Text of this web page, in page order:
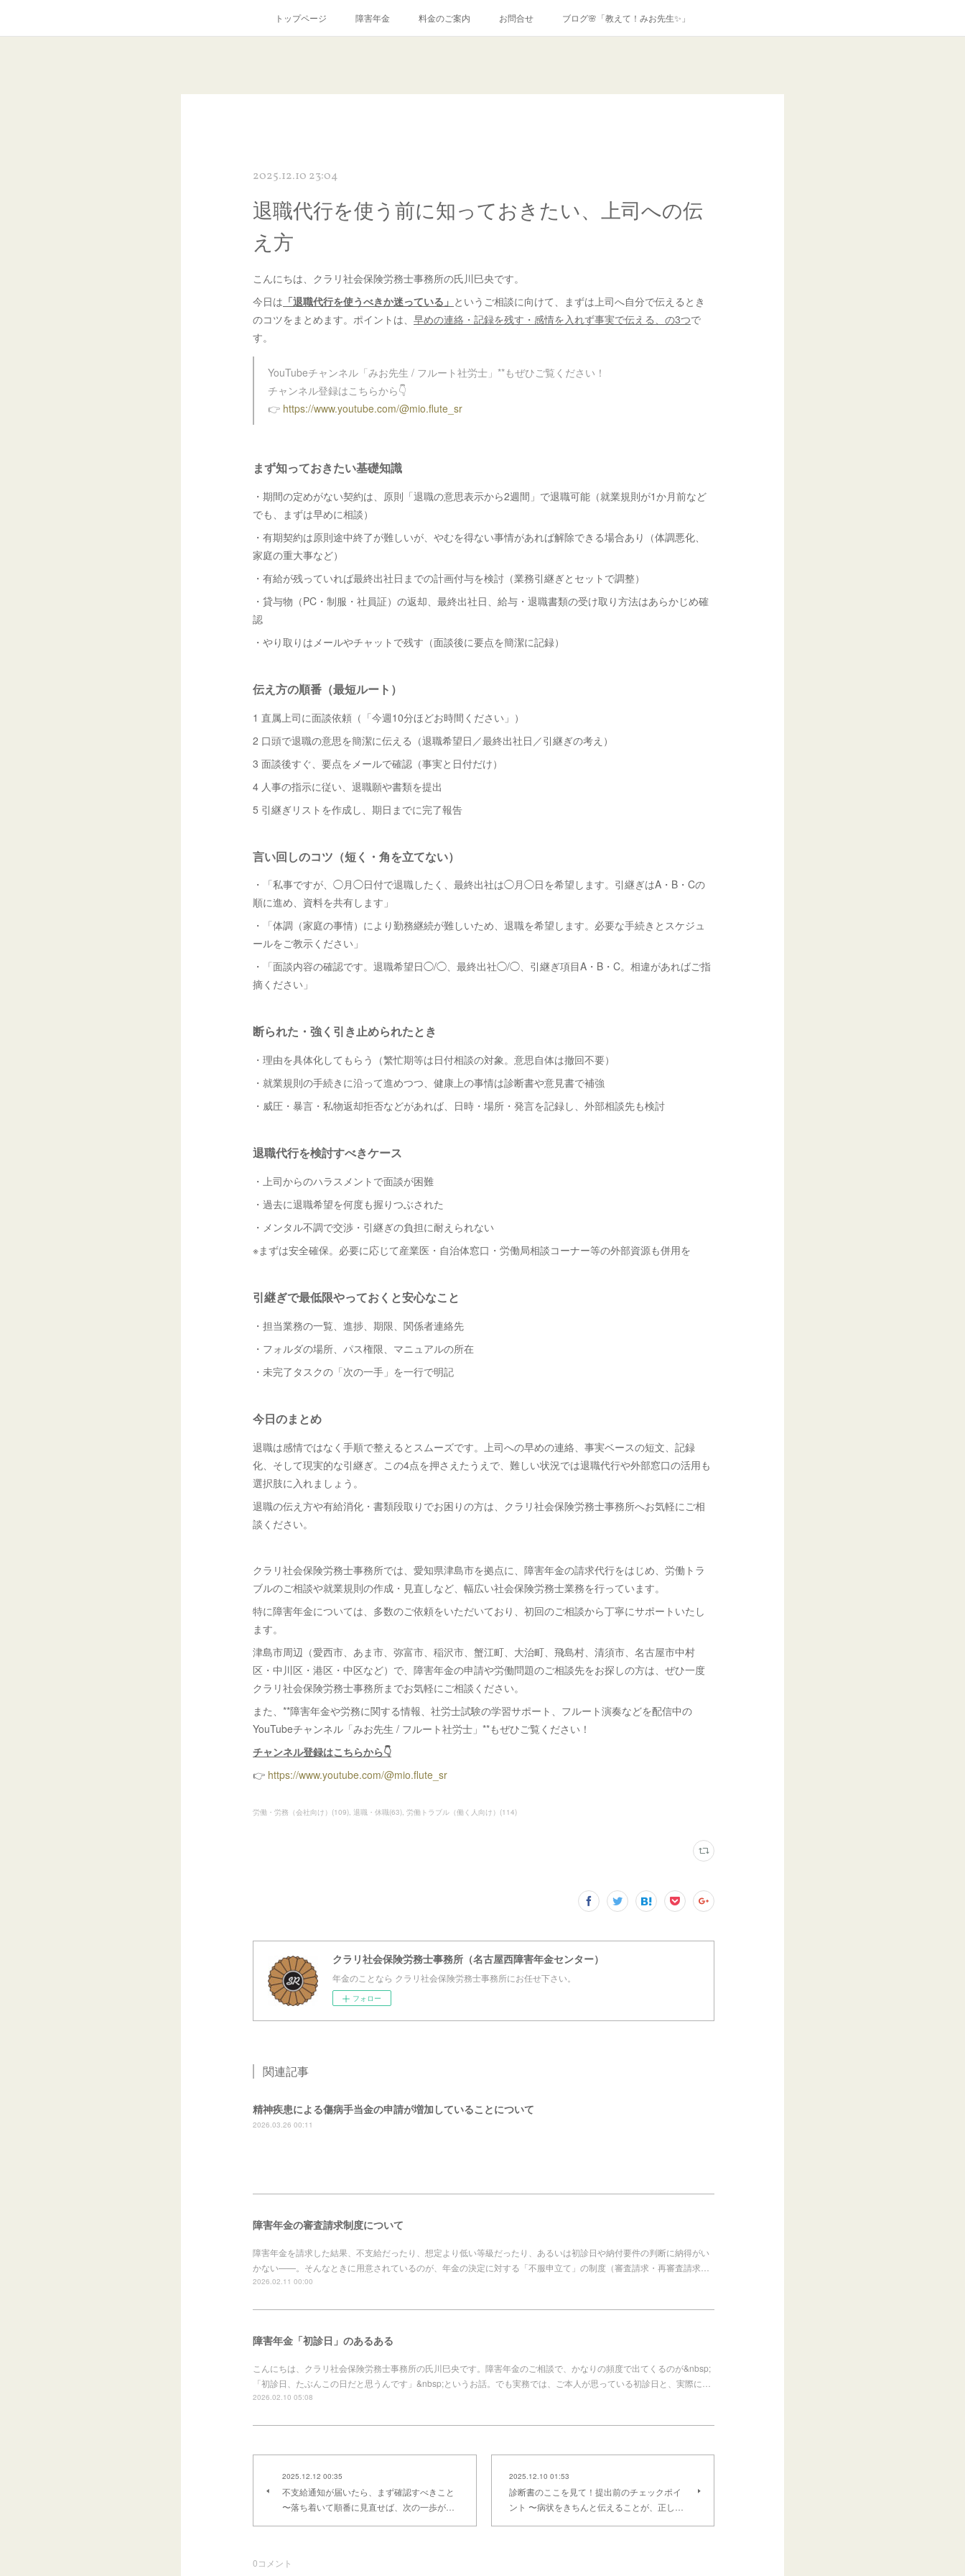
トップページ 障害年金 料金のご案内 お問合せ ブログ🌸「教えて！みお先生✨」
2025.12.10 23:04
退職代行を使う前に知っておきたい、上司への伝
え方
こんにちは、クラリ社会保険労務士事務所の氏川巳央です。
今日は 「退職代行を使うべきか迷っている」 というご相談に向けて、まずは上司へ自分で伝えるとき
のコツをまとめます。ポイントは、 早めの連絡・記録を残す・感情を入れず事実で伝える、の3つで
す。
YouTubeチャンネル「みお先生 / フルート社労士」**もぜひご覧ください！
チャンネル登録はこちらから👇
👉 https://www.youtube.com/@mio.flute_sr
まず知っておきたい基礎知識
・期間の定めがない契約は、原則「退職の意思表示から2週間」で退職可能（就業規則が1か月前など
でも、まずは早めに相談）
・有期契約は原則途中終了が難しいが、やむを得ない事情があれば解除できる場合あり（体調悪化、
家庭の重大事など）
・有給が残っていれば最終出社日までの計画付与を検討（業務引継ぎとセットで調整）
・貸与物（PC・制服・社員証）の返却、最終出社日、給与・退職書類の受け取り方法はあらかじめ確
認
・やり取りはメールやチャットで残す（面談後に要点を簡潔に記録）
伝え方の順番（最短ルート）
1 直属上司に面談依頼（「今週10分ほどお時間ください」）
2 口頭で退職の意思を簡潔に伝える（退職希望日／最終出社日／引継ぎの考え）
3 面談後すぐ、要点をメールで確認（事実と日付だけ）
4 人事の指示に従い、退職願や書類を提出
5 引継ぎリストを作成し、期日までに完了報告
言い回しのコツ（短く・角を立てない）
・「私事ですが、◯月◯日付で退職したく、最終出社は◯月◯日を希望します。引継ぎはA・B・Cの
順に進め、資料を共有します」
・「体調（家庭の事情）により勤務継続が難しいため、退職を希望します。必要な手続きとスケジュ
ールをご教示ください」
・「面談内容の確認です。退職希望日◯/◯、最終出社◯/◯、引継ぎ項目A・B・C。相違があればご指
摘ください」
断られた・強く引き止められたとき
・理由を具体化してもらう（繁忙期等は日付相談の対象。意思自体は撤回不要）
・就業規則の手続きに沿って進めつつ、健康上の事情は診断書や意見書で補強
・威圧・暴言・私物返却拒否などがあれば、日時・場所・発言を記録し、外部相談先も検討
退職代行を検討すべきケース
・上司からのハラスメントで面談が困難
・過去に退職希望を何度も握りつぶされた
・メンタル不調で交渉・引継ぎの負担に耐えられない
※まずは安全確保。必要に応じて産業医・自治体窓口・労働局相談コーナー等の外部資源も併用を
引継ぎで最低限やっておくと安心なこと
・担当業務の一覧、進捗、期限、関係者連絡先
・フォルダの場所、パス権限、マニュアルの所在
・未完了タスクの「次の一手」を一行で明記
今日のまとめ
退職は感情ではなく手順で整えるとスムーズです。上司への早めの連絡、事実ベースの短文、記録
化、そして現実的な引継ぎ。この4点を押さえたうえで、難しい状況では退職代行や外部窓口の活用も
選択肢に入れましょう。
退職の伝え方や有給消化・書類段取りでお困りの方は、クラリ社会保険労務士事務所へお気軽にご相
談ください。
クラリ社会保険労務士事務所では、愛知県津島市を拠点に、障害年金の請求代行をはじめ、労働トラ
ブルのご相談や就業規則の作成・見直しなど、幅広い社会保険労務士業務を行っています。
特に障害年金については、多数のご依頼をいただいており、初回のご相談から丁寧にサポートいたし
ます。
津島市周辺（愛西市、あま市、弥富市、稲沢市、蟹江町、大治町、飛島村、清須市、名古屋市中村
区・中川区・港区・中区など）で、障害年金の申請や労働問題のご相談先をお探しの方は、ぜひ一度
クラリ社会保険労務士事務所までお気軽にご相談ください。
また、**障害年金や労務に関する情報、社労士試験の学習サポート、フルート演奏などを配信中の
YouTubeチャンネル「みお先生 / フルート社労士」**もぜひご覧ください！
チャンネル登録はこちらから👇
👉 https://www.youtube.com/@mio.flute_sr
労働・労務（会社向け） (109) 退職・休職(63) 労働トラブル（働く人向け） (114)
クラリ社会保険労務士事務所（名古屋西障害年金センター）
年金のことなら クラリ社会保険労務士事務所にお任せ下さい。
フォロー
関連記事
精神疾患による傷病手当金の申請が増加していることについて
2026.03.26 00:11
障害年金の審査請求制度について
障害年金を請求した結果、不支給だったり、想定より低い等級だったり、あるいは初診日や納付要件の判断に納得がい
かない——。そんなときに用意されているのが、年金の決定に対する「不服申立て」の制度（審査請求・再審査請求…
2026.02.11 00:00
障害年金「初診日」のあるある
こんにちは、クラリ社会保険労務士事務所の氏川巳央です。障害年金のご相談で、かなりの頻度で出てくるのが&nbsp;
「初診日、たぶんこの日だと思うんです」&nbsp;というお話。でも実務では、ご本人が思っている初診日と、実際に…
2026.02.10 05:08
2025.12.12 00:35
不支給通知が届いたら、まず確認すべきこと
〜落ち着いて順番に見直せば、次の一歩が…
2025.12.10 01:53
診断書のここを見て！提出前のチェックポイ
ント 〜病状をきちんと伝えることが、正し…
0コメント